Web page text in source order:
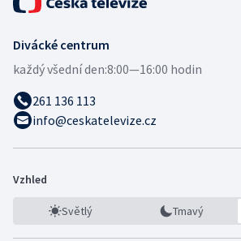
Divácké centrum
každý všední den:8:00—16:00 hodin
261 136 113
info@ceskatelevize.cz
Vzhled
Světlý Tmavý